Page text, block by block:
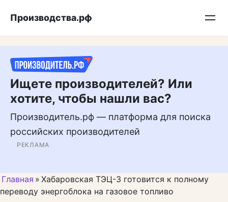
Подписывайтесь на нас в MAX
Производства.рф
Ищете производителей? Или
хотите, чтобы нашли вас?
Производитель.рф — платформа для поиска
российских производителей
РЕКЛАМА
Главная » Хабаровская ТЭЦ-3 готовится к полному
переводу энергоблока на газовое топливо